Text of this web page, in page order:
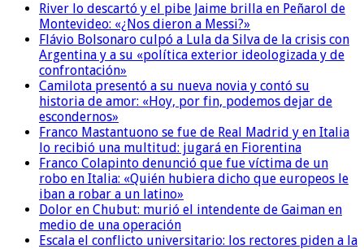
River lo descartó y el pibe Jaime brilla en Peñarol de
Montevideo: «¿Nos dieron a Messi?»
Flávio Bolsonaro culpó a Lula da Silva de la crisis con
Argentina y a su «política exterior ideologizada y de
confrontación»
Camilota presentó a su nueva novia y contó su
historia de amor: «Hoy, por fin, podemos dejar de
escondernos»
Franco Mastantuono se fue de Real Madrid y en Italia
lo recibió una multitud: jugará en Fiorentina
Franco Colapinto denunció que fue víctima de un
robo en Italia: «Quién hubiera dicho que europeos le
iban a robar a un latino»
Dolor en Chubut: murió el intendente de Gaiman en
medio de una operación
Escala el conflicto universitario: los rectores piden a la